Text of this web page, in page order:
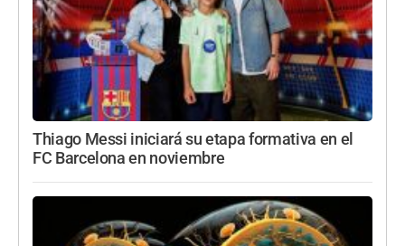
Thiago Messi iniciará su etapa formativa en el
FC Barcelona en noviembre